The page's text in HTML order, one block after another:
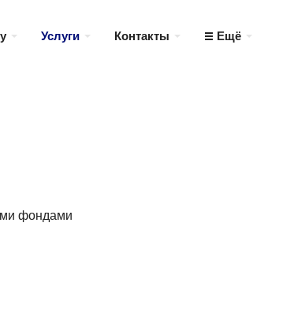
Услуги Контакты Ещё
фондами